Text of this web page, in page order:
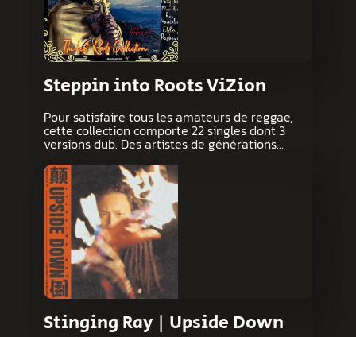
Steppin into Roots ViZion
Pour satisfaire tous les amateurs de reggae,
cette collection comporte 22 singles dont 3
versions dub. Des artistes de générations…
Stinging Ray | Upside Down